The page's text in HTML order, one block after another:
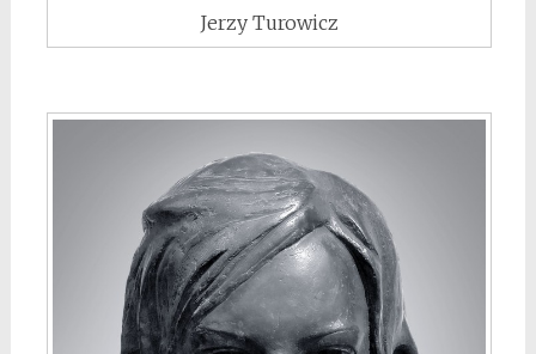
Jerzy Turowicz